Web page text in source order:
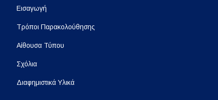
Εισαγωγή
Τρόποι Παρακολούθησης
Αίθουσα Τύπου
Σχόλια
Διαφημιστικά Υλικά